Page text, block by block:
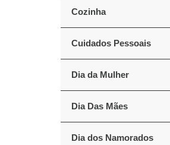
Cozinha
Cuidados Pessoais
Dia da Mulher
Dia Das Mães
Dia dos Namorados